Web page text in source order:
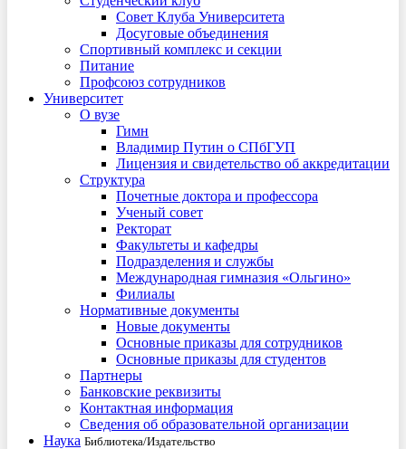
Совет Клуба Университета
Досуговые объединения
Спортивный комплекс и секции
Питание
Профсоюз сотрудников
Университет
О вузе
Гимн
Владимир Путин о СПбГУП
Лицензия и свидетельство об аккредитации
Структура
Почетные доктора и профессора
Ученый совет
Ректорат
Факультеты и кафедры
Подразделения и службы
Международная гимназия «Ольгино»
Филиалы
Нормативные документы
Новые документы
Основные приказы для сотрудников
Основные приказы для студентов
Партнеры
Банковские реквизиты
Контактная информация
Сведения об образовательной организации
Наука Библиотека/Издательство